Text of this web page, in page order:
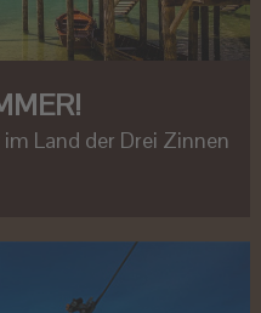
Land der Drei Zinnen